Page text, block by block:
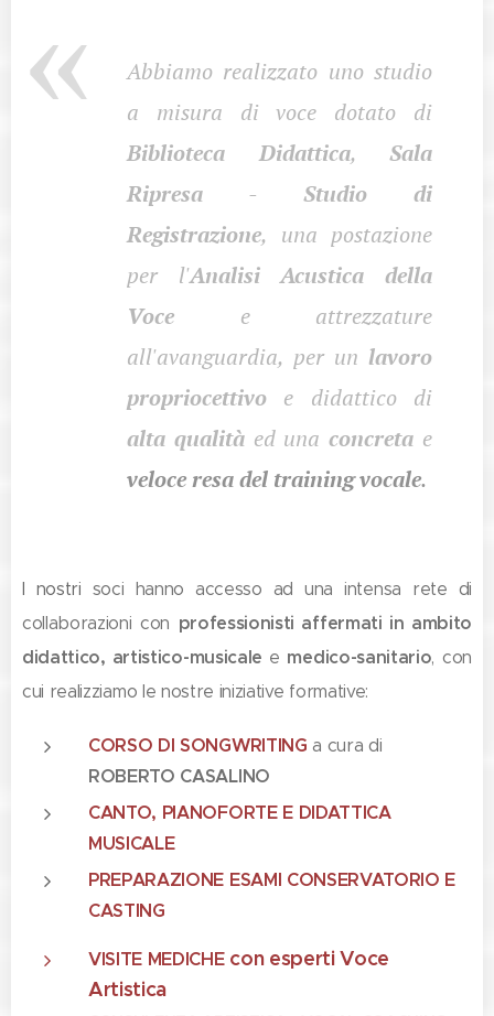
Abbiamo realizzato uno studio
a misura di voce dotato di
Biblioteca Didattica, Sala
Ripresa - Studio di
Registrazione, una postazione
per l'Analisi Acustica della
Voce e attrezzature
all'avanguardia, per un lavoro
propriocettivo e didattico di
alta qualitàed unaconcreta e
veloce resadel training vocale.
I nostri soci hanno accesso ad una intensa rete di
collaborazioni con professionisti affermati in ambito
didattico, artistico-musicale e medico-sanitario, con
cui realizziamo le nostre iniziative formative:
CORSO DI SONGWRITING a cura di
ROBERTO CASALINO
CANTO, PIANOFORTE E DIDATTICA
MUSICALE
PREPARAZIONE ESAMI CONSERVATORIO E
CASTING
VISITE MEDICHE con esperti Voce
Artistica